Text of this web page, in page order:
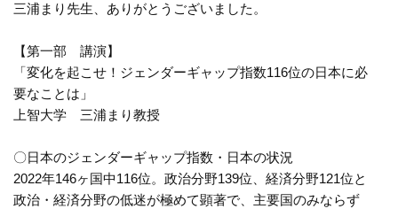
三浦まり先生、ありがとうございました。
【第一部 講演】
「変化を起こせ！ジェンダーギャップ指数116位の日本に必
要なことは」
上智大学 三浦まり教授
〇日本のジェンダーギャップ指数・日本の状況
2022年146ヶ国中116位。政治分野139位、経済分野121位と
政治・経済分野の低迷が極めて顕著で、主要国のみならず